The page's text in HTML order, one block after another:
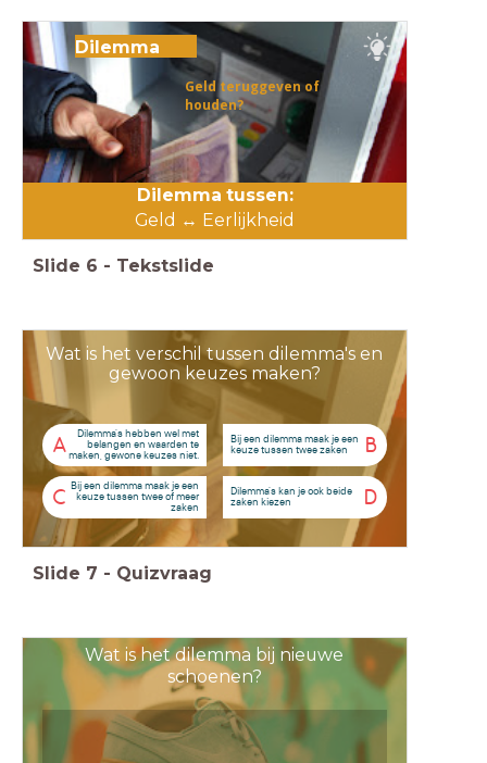
Dilemma
Dilemma tussen:
Geld ↔️ Eerlijkheid
Geld teruggeven of
houden?
Slide 6 - Tekstslide
Wat is het verschil tussen dilemma's en
gewoon keuzes maken?
A
Dilemma's hebben wel met
belangen en waarden te
maken, gewone keuzes niet.
B
Bij een dilemma maak je een
keuze tussen twee zaken
C
Bij een dilemma maak je een
keuze tussen twee of meer
zaken
D
Dilemma's kan je ook beide
zaken kiezen
Slide 7 - Quizvraag
Wat is het dilemma bij nieuwe
schoenen?